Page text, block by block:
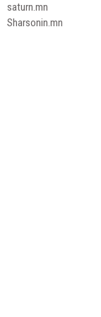
saturn.mn
Sharsonin.mn